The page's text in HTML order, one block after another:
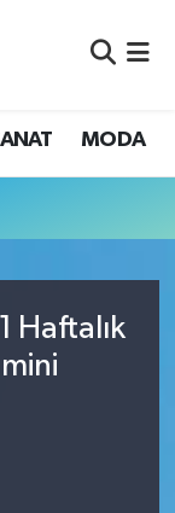
MODA
Haftalık